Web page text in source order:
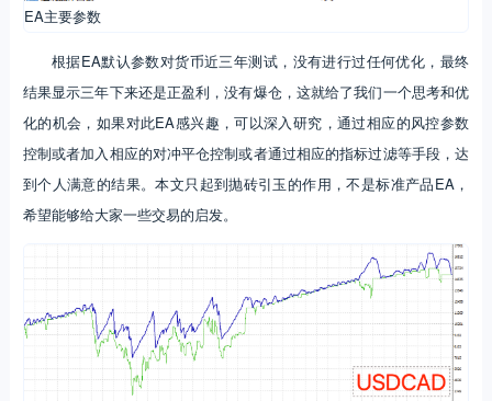
EA主要参数
根据EA默认参数对货币近三年测试，没有进行过任何优化，最终
结果显示三年下来还是正盈利，没有爆仓，这就给了我们一个思考和优
化的机会，如果对此EA感兴趣，可以深入研究，通过相应的风控参数
控制或者加入相应的对冲平仓控制或者通过相应的指标过滤等手段，达
到个人满意的结果。本文只起到抛砖引玉的作用，不是标准产品EA，
希望能够给大家一些交易的启发。